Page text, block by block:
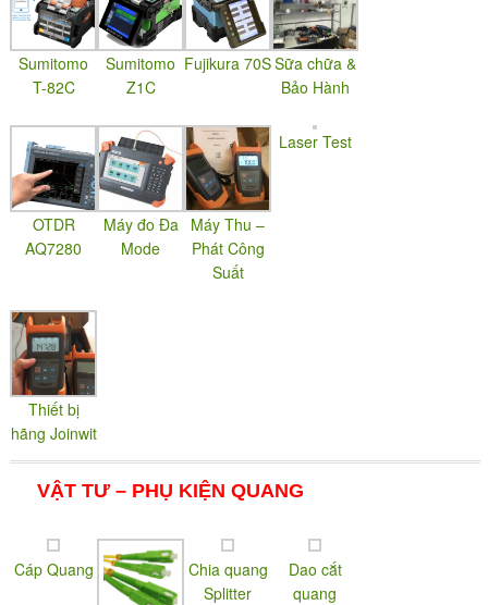
Sumitomo
T-82C
Sumitomo
Z1C
Fujikura 70SSữa chữa &
Bảo Hành
OTDR
AQ7280
Máy đo Đa
Mode
Máy Thu –
Phát Công
Suất
Laser Test
Thiết bị
hãng Joinwit
VẬT TƯ – PHỤ KIỆN QUANG
Cáp Quang
Chia quang
Splitter
Dao cắt
quang